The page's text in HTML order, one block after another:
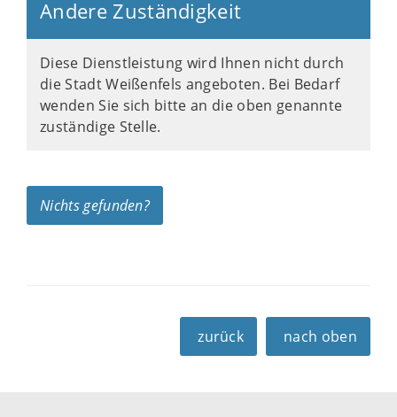
Andere Zuständigkeit
Diese Dienstleistung wird Ihnen nicht durch
die Stadt Weißenfels angeboten. Bei Bedarf
wenden Sie sich bitte an die oben genannte
zuständige Stelle.
Nichts gefunden?
zurück nach oben